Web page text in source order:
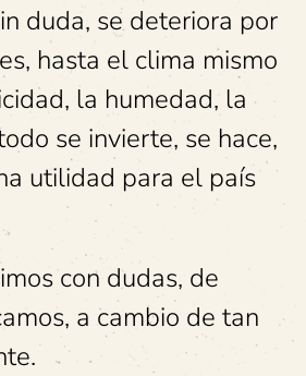
duda, se deteriora por
hasta el clima mismo
la humedad, la
se invierte, se hace,
utilidad para el país
con dudas, de
a cambio de tan